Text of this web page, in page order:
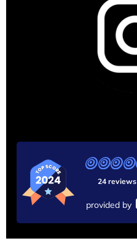
24 reviews
provided by